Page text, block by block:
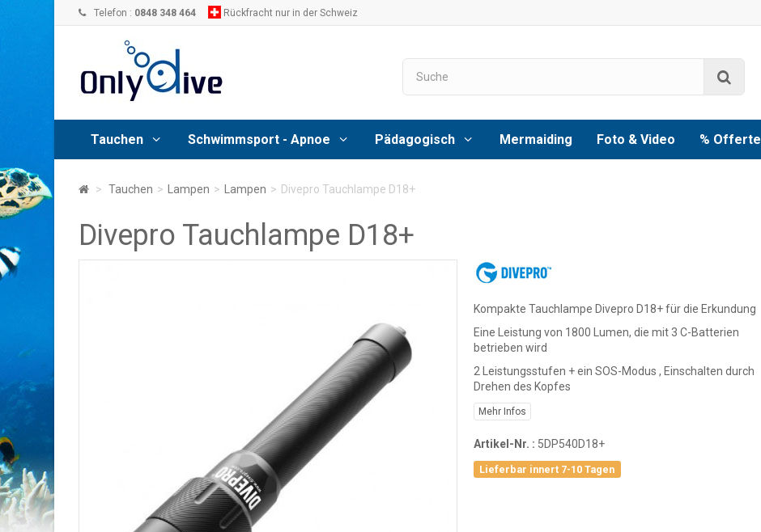
Telefon : 0848 348 464 Rückfracht nur in der Schweiz
Tauchen Schwimmsport - Apnoe Pädagogisch Mermaiding Foto & Video % Offerte
> Tauchen > Lampen > Lampen > Divepro Tauchlampe D18+
Divepro Tauchlampe D18+
Kompakte Tauchlampe Divepro D18+ für die Erkundung
Eine Leistung von 1800 Lumen, die mit 3 C-Batterien
betrieben wird
2 Leistungsstufen + ein SOS-Modus , Einschalten durch
Drehen des Kopfes
Mehr Infos
Artikel-Nr. : 5DP540D18+
Lieferbar innert 7-10 Tagen